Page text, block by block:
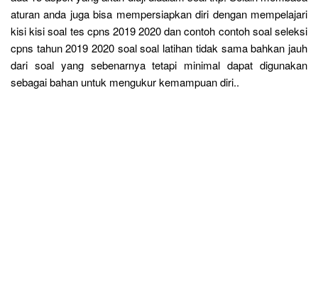
aturan anda juga bisa mempersiapkan diri dengan mempelajari
kisi kisi soal tes cpns 2019 2020 dan contoh contoh soal seleksi
cpns tahun 2019 2020 soal soal latihan tidak sama bahkan jauh
dari soal yang sebenarnya tetapi minimal dapat digunakan
sebagai bahan untuk mengukur kemampuan diri..